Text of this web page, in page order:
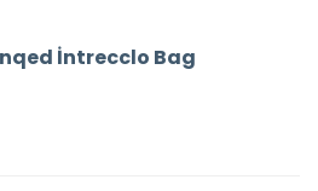
İntrecclo Bag